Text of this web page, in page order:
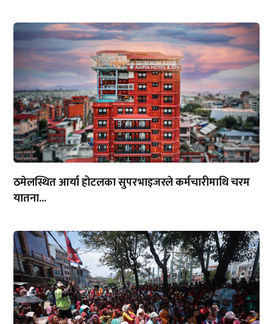
ठमेलस्थित आर्या होटलका सुपरभाइजरले कर्मचारीमाथि चरम
यातना...